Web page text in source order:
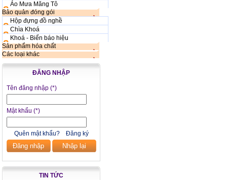
Áo Mưa Măng Tô
Bảo quản đóng gói
Hộp đựng đồ nghề
Chìa Khoá
Khoá - Biển báo hiệu
Sản phẩm hóa chất
Các loại khác
ĐĂNG NHẬP
Tên đăng nhập (*)
Mật khẩu (*)
Quên mật khẩu? Đăng ký
Đăng nhập Nhập lại
TIN TỨC